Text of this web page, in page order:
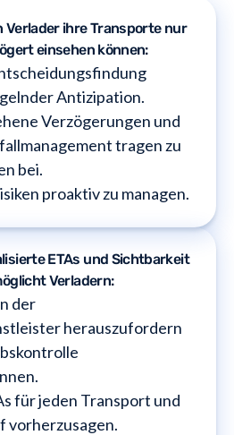
Verlader ihre Transporte nur
einsehen können:
Antizipation.
Verzögerungen und
tragen zu
bei.
proaktiv zu managen.
ETAs und Sichtbarkeit
Verladern:
der
herauszufordern
für jeden Transport und
vorherzusagen.